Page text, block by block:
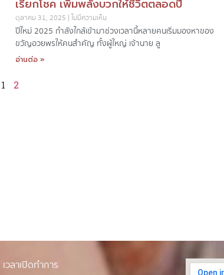
เรียกโชค เพิ่มพลังบวกให้ชีวิตตลอดปี
ตุลาคม 31, 2025 ไม่มีความเห็น
ปีใหม่ 2025 กำลังใกล้เข้ามา ช่วงเวลานี้หลายคนเริ่มมองหาของ
ขวัญอวยพรให้คนสำคัญ ทั้งผู้ใหญ่ เจ้านาย ลู
อ่านต่อ »
1 2
เวลาเปิดทำการ